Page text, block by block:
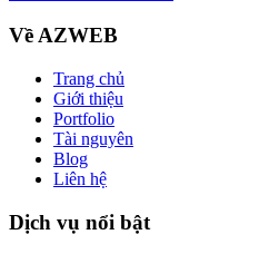
Về AZWEB
Trang chủ
Giới thiệu
Portfolio
Tài nguyên
Blog
Liên hệ
Dịch vụ nổi bật